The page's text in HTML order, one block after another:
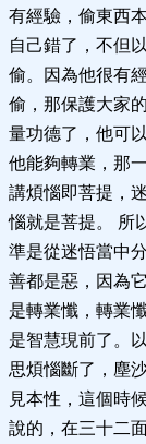
有經驗，偷東西
自己錯了，不但
偷。因為他很有
偷，那保護大家
量功德了，他可
他能夠轉業，那
講煩惱即菩提，
惱就是菩提。 所
準是從迷悟當中
善都是惡，因為
是轉業懺，轉業
是智慧現前了。
思煩惱斷了，塵
見本性，這個時
說的，在三十二